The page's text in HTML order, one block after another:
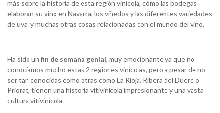
más sobre la historia de esta región vinícola, cómo las bodegas
elaboran su vino en Navarra, los viñedos y las diferentes variedades
de uva, y muchas otras cosas relacionadas con el mundo del vino.
Ha sido un fin de semana genial, muy emocionante ya que no
conocíamos mucho estas 2 regiones vinícolas, pero a pesar de no
ser tan conocidas como otras como La Rioja, Ribera del Duero o
Priorat, tienen una historia vitivinícola impresionante y una vasta
cultura vitivinícola.